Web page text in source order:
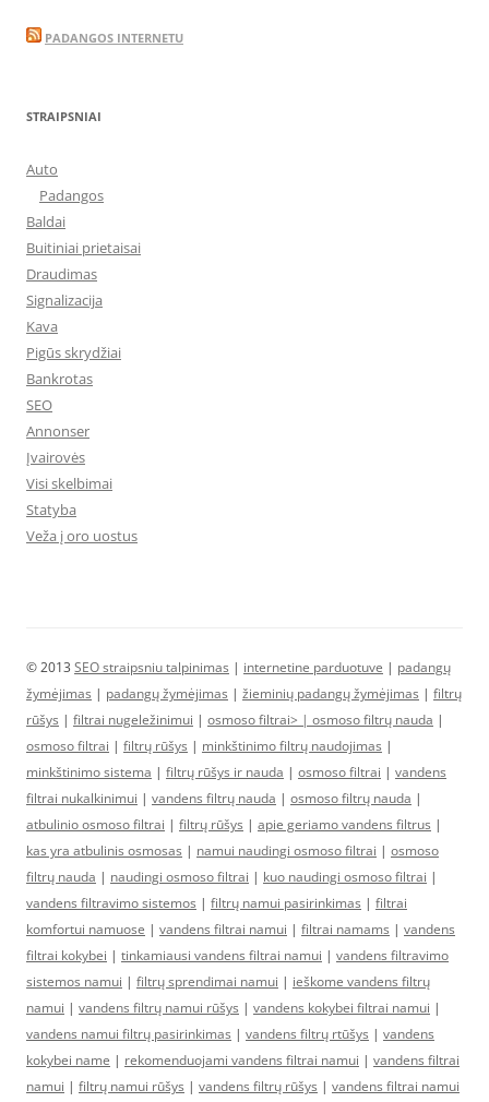
PADANGOS INTERNETU
STRAIPSNIAI
Auto
Padangos
Baldai
Buitiniai prietaisai
Draudimas
Signalizacija
Kava
Pigūs skrydžiai
Bankrotas
SEO
Annonser
Įvairovės
Visi skelbimai
Statyba
Veža į oro uostus
© 2013 SEO straipsniu talpinimas | internetine parduotuve | padangų
žymėjimas | padangų žymėjimas | žieminių padangų žymėjimas | filtrų
rūšys | filtrai nugeležinimui | osmoso filtrai> | osmoso filtrų nauda |
osmoso filtrai | filtrų rūšys | minkštinimo filtrų naudojimas |
minkštinimo sistema | filtrų rūšys ir nauda | osmoso filtrai | vandens
filtrai nukalkinimui | vandens filtrų nauda | osmoso filtrų nauda |
atbulinio osmoso filtrai | filtrų rūšys | apie geriamo vandens filtrus |
kas yra atbulinis osmosas | namui naudingi osmoso filtrai | osmoso
filtrų nauda | naudingi osmoso filtrai | kuo naudingi osmoso filtrai |
vandens filtravimo sistemos | filtrų namui pasirinkimas | filtrai
komfortui namuose | vandens filtrai namui | filtrai namams | vandens
filtrai kokybei | tinkamiausi vandens filtrai namui | vandens filtravimo
sistemos namui | filtrų sprendimai namui | ieškome vandens filtrų
namui | vandens filtrų namui rūšys | vandens kokybei filtrai namui |
vandens namui filtrų pasirinkimas | vandens filtrų rtūšys | vandens
kokybei name | rekomenduojami vandens filtrai namui | vandens filtrai
namui | filtrų namui rūšys | vandens filtrų rūšys | vandens filtrai namui